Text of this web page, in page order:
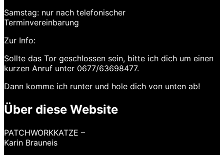
Samstag: nur nach telefonischer
Terminvereinbarung
Zur Info:
Sollte das Tor geschlossen sein, bitte ich dich um einen
kurzen Anruf unter 0677/63698477.
Dann komme ich runter und hole dich von unten ab!
Über diese Website
PATCHWORKKATZE –
Karin Brauneis